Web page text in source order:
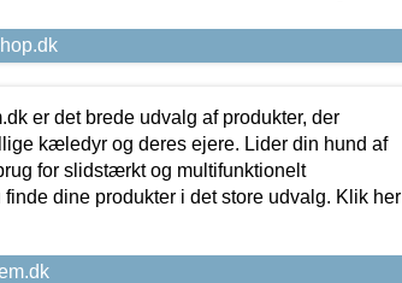
er det brede udvalg af produkter, der
kæledyr og deres ejere. Lider din hund af
for slidstærkt og multifunktionelt
dine produkter i det store udvalg. Klik her